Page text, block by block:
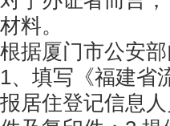
材料。
根据厦门市公安
1、填写《福建省
报居住登记信息